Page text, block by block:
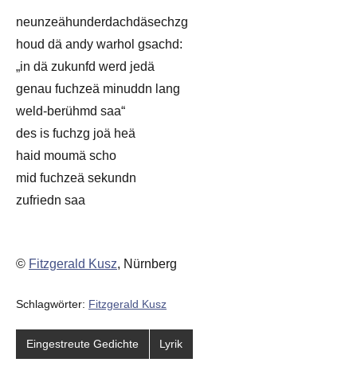
neunzeähunderdachdäsechzg
houd dä andy warhol gsachd:
„in dä zukunfd werd jedä
genau fuchzeä minuddn lang
weld-berühmd saa“
des is fuchzg joä heä
haid moumä scho
mid fuchzeä sekundn
zufriedn saa
© Fitzgerald Kusz, Nürnberg
Schlagwörter: Fitzgerald Kusz
Eingestreute Gedichte Lyrik